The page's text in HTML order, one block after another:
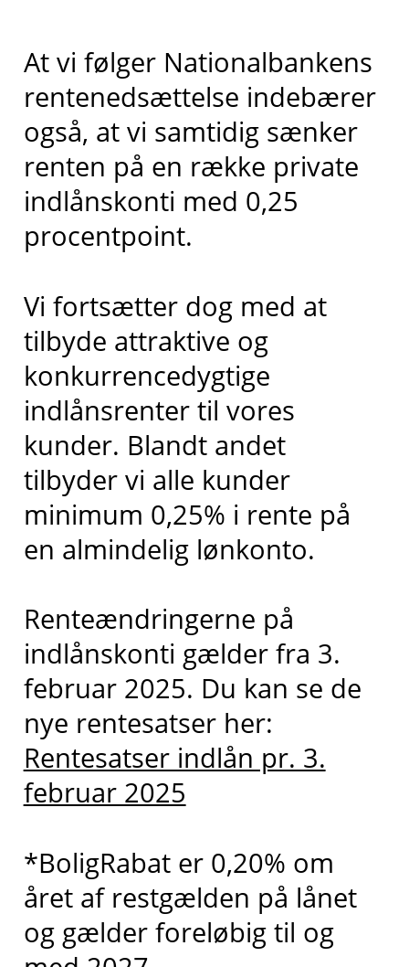
At vi følger Nationalbankens
rentenedsættelse indebærer
også, at vi samtidig sænker
renten på en række private
indlånskonti med 0,25
procentpoint.
Vi fortsætter dog med at
tilbyde attraktive og
konkurrencedygtige
indlånsrenter til vores
kunder. Blandt andet
tilbyder vi alle kunder
minimum 0,25% i rente på
en almindelig lønkonto.
Renteændringerne på
indlånskonti gælder fra 3.
februar 2025. Du kan se de
nye rentesatser her:
Rentesatser indlån pr. 3.
februar 2025
*BoligRabat er 0,20% om
året af restgælden på lånet
og gælder foreløbig til og